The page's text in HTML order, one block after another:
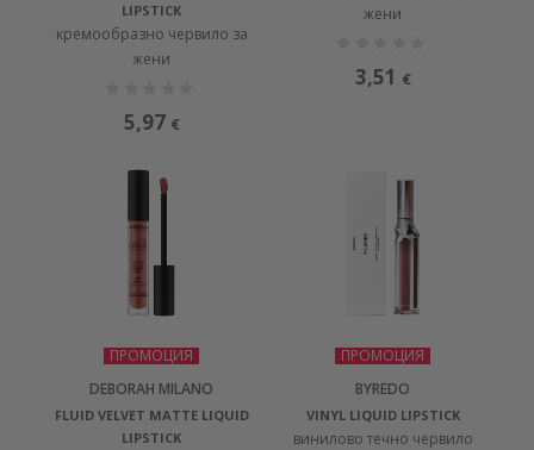
LIPSTICK
кремообразно червило за
жени
5,97 €
жени
3,51 €
ПРОМОЦИЯ
DEBORAH MILANO
FLUID VELVET MATTE LIQUID
LIPSTICK
ПРОМОЦИЯ
BYREDO
VINYL LIQUID LIPSTICK
винилово течно червило